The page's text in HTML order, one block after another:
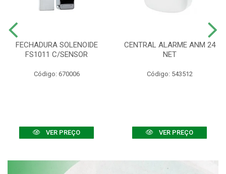
FECHADURA SOLENOIDE
FS1011 C/SENSOR
Código: 670006
VER PREÇO
CENTRAL ALARME ANM 24
NET
Código: 543512
VER PREÇO